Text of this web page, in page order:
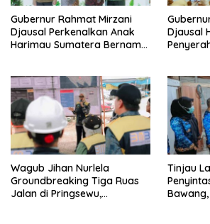
Gubernur Rahmat Mirzani
Djausal Perkenalkan Anak
Harimau Sumatera Bernama
Minimnya Populasi Membuat
Konservasi Satwa Liar Kian
Mendesak
Djausal
Wagub Jihan Nurlela
Groundbreaking Tiga Ruas
Jalan di Pringsewu,
Tinjau